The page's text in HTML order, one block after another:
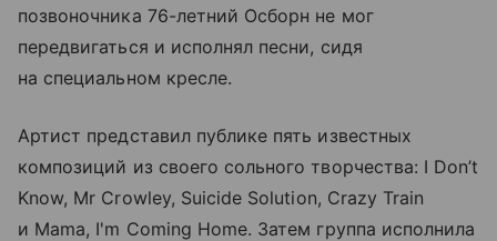
позвоночника 76-летний Осборн не мог
передвигаться и исполнял песни, сидя
на специальном кресле.
Артист представил публике пять известных
композиций из своего сольного творчества: I Don’t
Know, Mr Crowley, Suicide Solution, Crazy Train
и Mama, I'm Coming Home. Затем группа исполнила